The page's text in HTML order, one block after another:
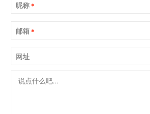
昵称 *
邮箱 *
网址